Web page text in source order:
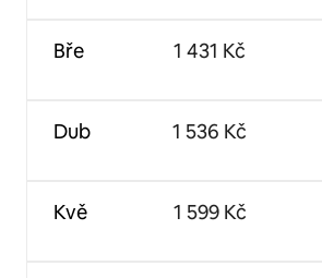
Bře
Dub
Kvě
1 431 Kč
1 536 Kč
1 599 Kč